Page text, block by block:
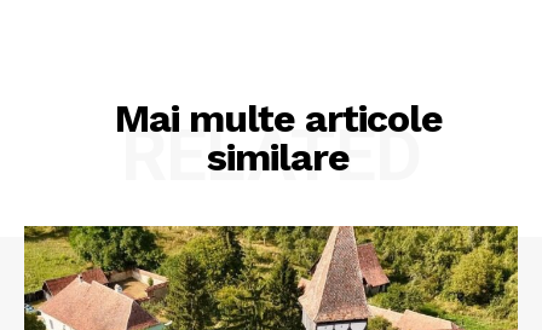
Mai multe articole
similare
RELATED